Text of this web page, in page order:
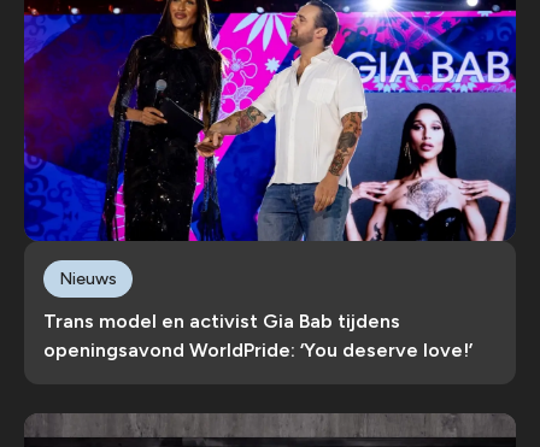
Trans model en activist Gia Bab tijdens
openingsavond WorldPride: ‘You deserve love!’
Nieuws